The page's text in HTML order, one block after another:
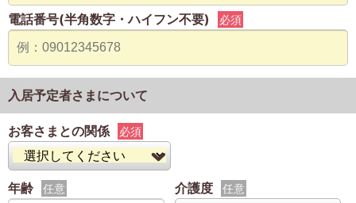
電話番号(半角数字・ハイフン不要) 必須
入居予定者さまについて
お客さまとの関係 必須
年齢 任意 介護度 任意